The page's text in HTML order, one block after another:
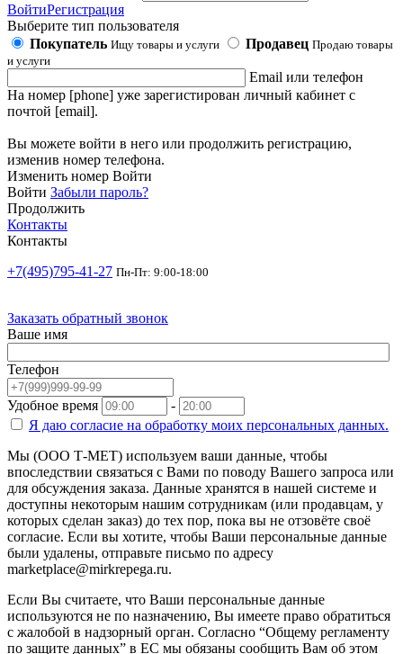
ВойтиРегистрация
Выберите тип пользователя
Покупатель Ищу товары и услуги Продавец Продаю товары
и услуги
Email или телефон
На номер [phone] уже зарегистирован личный кабинет с
почтой [email].
Вы можете войти в него или продолжить регистрацию,
изменив номер телефона.
Изменить номер Войти
Войти Забыли пароль?
Продолжить
Контакты
Контакты
+7(495)795-41-27 Пн-Пт: 9:00-18:00
Заказать обратный звонок
Ваше имя
Телефон
Удобное время
-
Я даю согласие на обработку моих персональных данных.
Мы (ООО Т-МЕТ) используем ваши данные, чтобы
впоследствии связаться с Вами по поводу Вашего запроса или
для обсуждения заказа. Данные хранятся в нашей системе и
доступны некоторым нашим сотрудникам (или продавцам, у
которых сделан заказ) до тех пор, пока вы не отзовёте своё
согласие. Если вы хотите, чтобы Ваши персональные данные
были удалены, отправьте письмо по адресу
marketplace@mirkrepega.ru.
Если Вы считаете, что Ваши персональные данные
используются не по назначению, Вы имеете право обратиться
с жалобой в надзорный орган. Согласно “Общему регламенту
по защите данных” в ЕС мы обязаны сообщить Вам об этом